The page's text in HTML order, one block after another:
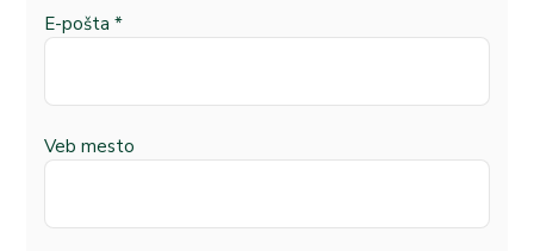
E-pošta *
Veb mesto